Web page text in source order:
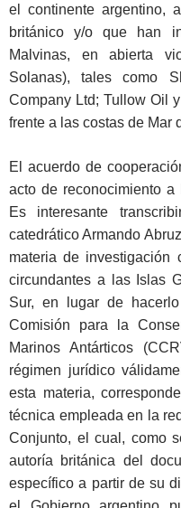
el continente argentino,
británico y/o que han
Malvinas, en abierta
Solanas), tales como
Company Ltd; Tullow Oil
frente a las costas de Mar
El acuerdo de
acto de reconocimiento
Es interesante
catedrático Armando
materia de investigación
circundantes a las Islas
Sur, en lugar de
Comisión para la
Marinos Antárticos
régimen jurídico
esta materia,
técnica empleada en la
Conjunto, el cual, como
autoría británica del
específico a partir de su